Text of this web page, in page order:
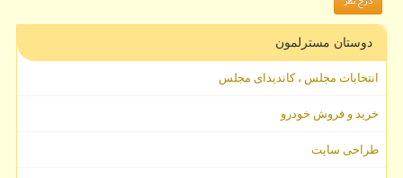
دوستان مسترلمون
انتخابات مجلس ، کاندیدای مجلس
خرید و فروش خودرو
طراحی سایت